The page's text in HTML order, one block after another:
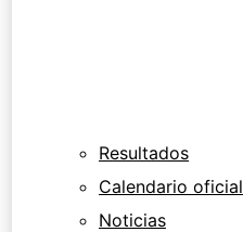
Resultados
Calendario oficial
Noticias